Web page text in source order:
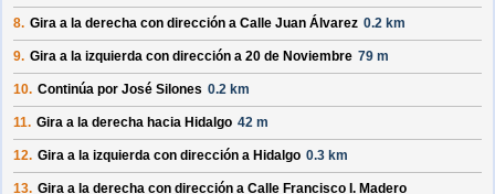
8. Gira a la derecha con dirección a Calle Juan Álvarez 0.2 km
9. Gira a la izquierda con dirección a 20 de Noviembre 79 m
10. Continúa por José Silones 0.2 km
11. Gira a la derecha hacia Hidalgo 42 m
12. Gira a la izquierda con dirección a Hidalgo 0.3 km
13. Gira a la derecha con dirección a Calle Francisco I. Madero